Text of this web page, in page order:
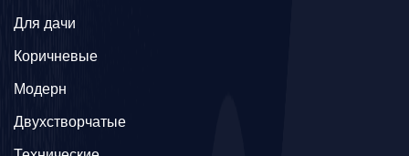
Для дачи
Коричневые
Модерн
Двухстворчатые